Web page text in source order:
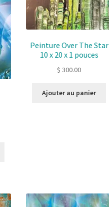
Peinture Over The Star
10 x 20 x 1 pouces
$ 300.00
Ajouter au panier